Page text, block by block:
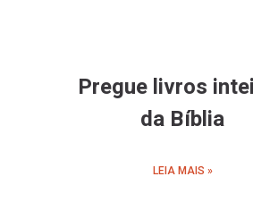
Pregue livros
da Bíblia
LEIA MAIS »